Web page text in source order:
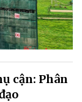
cận: Phân